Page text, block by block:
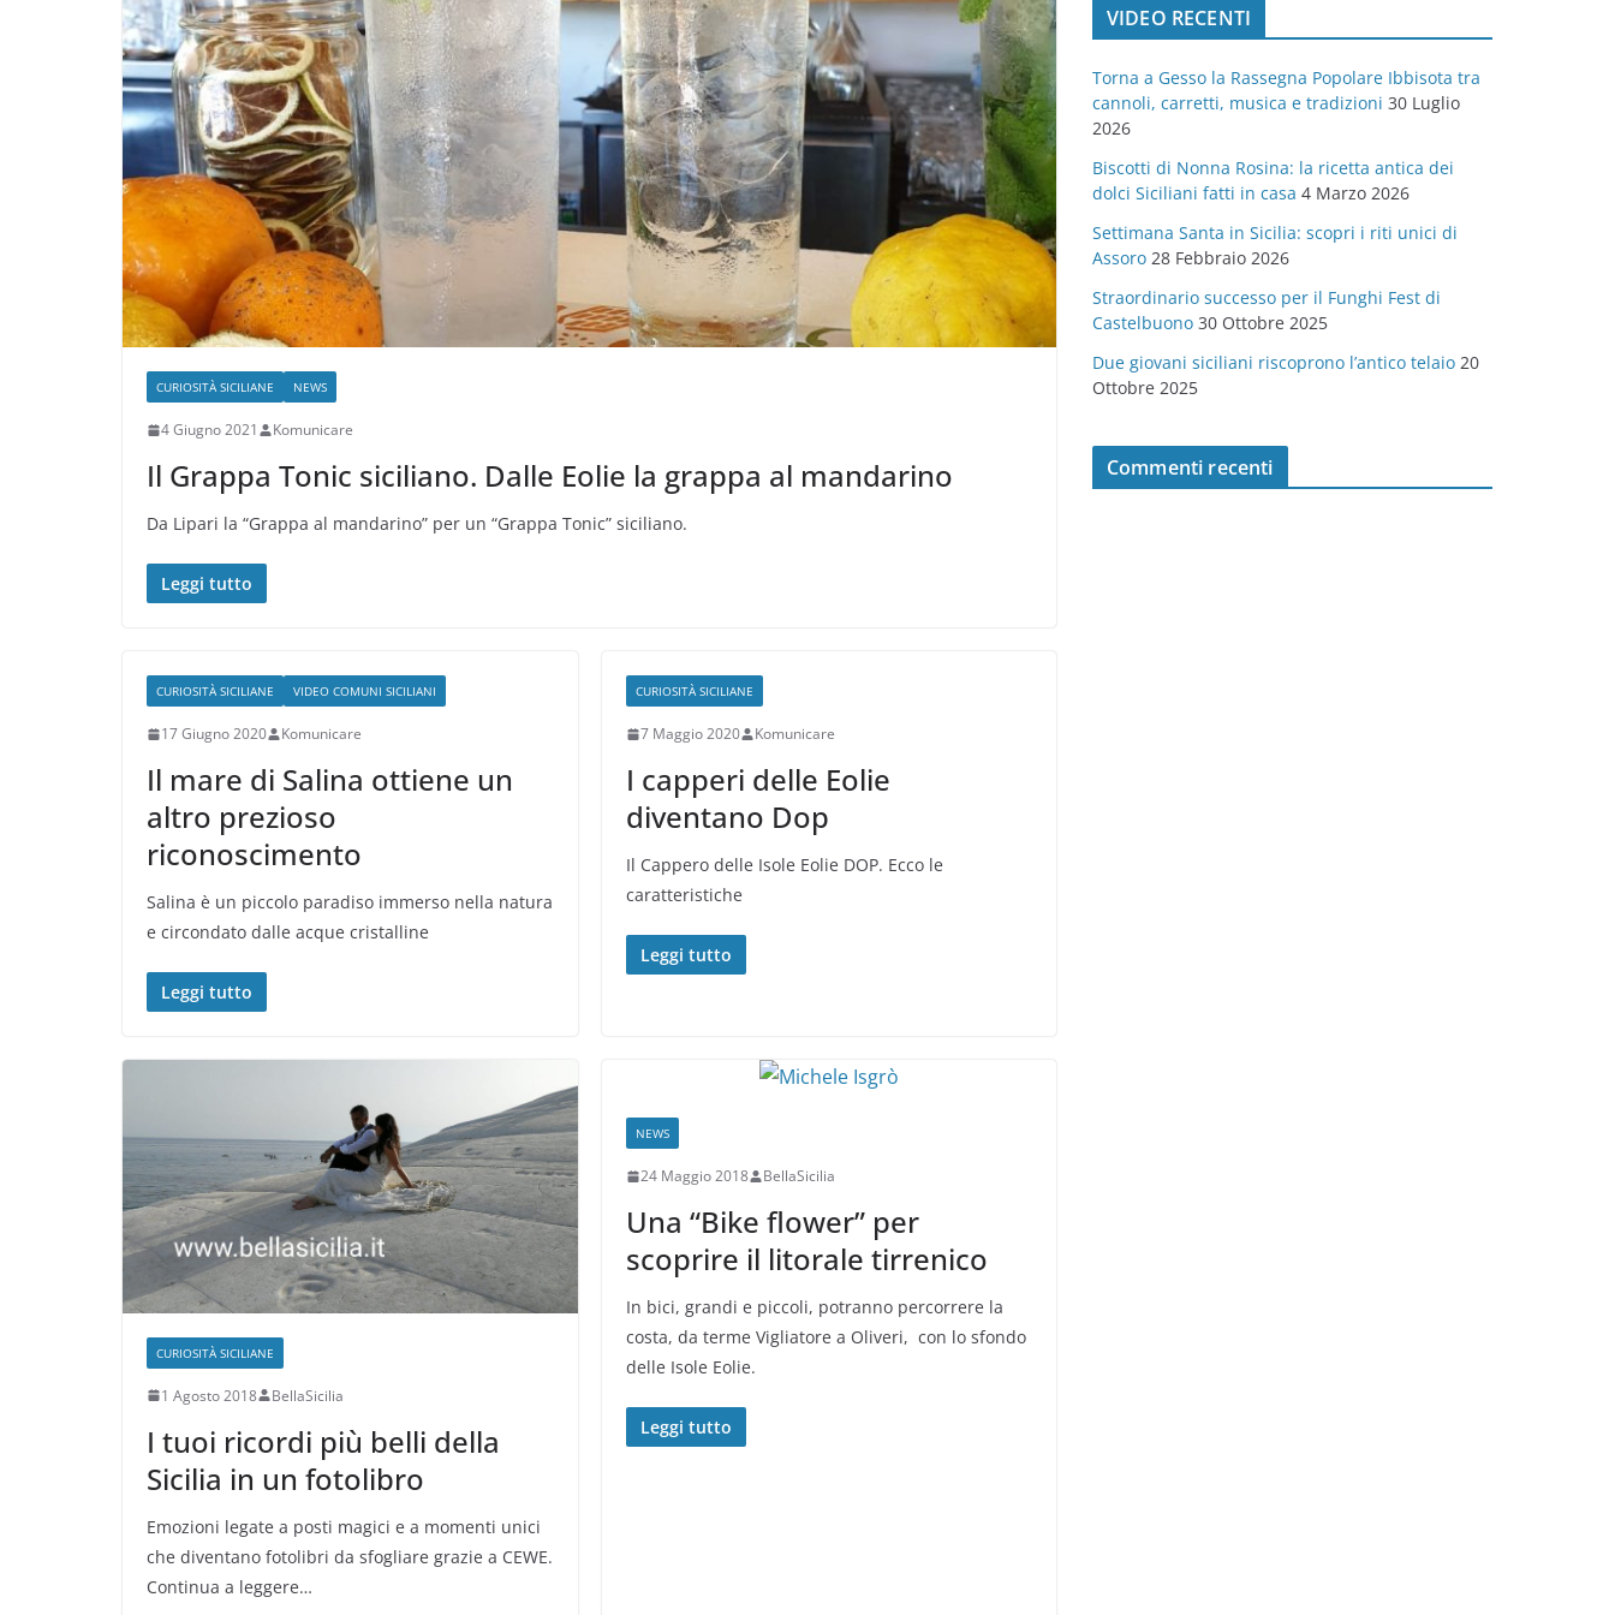
CURIOSITÀ SICILIANE NEWS
4 Giugno 2021 Komunicare
Il Grappa Tonic siciliano. Dalle Eolie la grappa al mandarino
Da Lipari la “Grappa al mandarino” per un “Grappa Tonic” siciliano.
Leggi tutto
CURIOSITÀ SICILIANE VIDEO COMUNI SICILIANI
17 Giugno 2020 Komunicare
Il mare di Salina ottiene un
altro prezioso
riconoscimento
Salina è un piccolo paradiso immerso nella natura
e circondato dalle acque cristalline
Leggi tutto
CURIOSITÀ SICILIANE
7 Maggio 2020 Komunicare
I capperi delle Eolie
diventano Dop
Il Cappero delle Isole Eolie DOP. Ecco le
caratteristiche
Leggi tutto
CURIOSITÀ SICILIANE
1 Agosto 2018 BellaSicilia
I tuoi ricordi più belli della
Sicilia in un fotolibro
Emozioni legate a posti magici e a momenti unici
che diventano fotolibri da sfogliare grazie a CEWE.
Continua a leggere…
NEWS
24 Maggio 2018 BellaSicilia
Una “Bike flower” per
scoprire il litorale tirrenico
In bici, grandi e piccoli, potranno percorrere la
costa, da terme Vigliatore a Oliveri, con lo sfondo
delle Isole Eolie.
Leggi tutto
o
r
e
VIDEO RECENTI
Torna a Gesso la Rassegna Popolare Ibbisota tra
cannoli, carretti, musica e tradizioni 30 Luglio
2026
Biscotti di Nonna Rosina: la ricetta antica dei
dolci Siciliani fatti in casa 4 Marzo 2026
Settimana Santa in Sicilia: scopri i riti unici di
Assoro 28 Febbraio 2026
Straordinario successo per il Funghi Fest di
Castelbuono 30 Ottobre 2025
Due giovani siciliani riscoprono l’antico telaio 20
Ottobre 2025
Commenti recenti